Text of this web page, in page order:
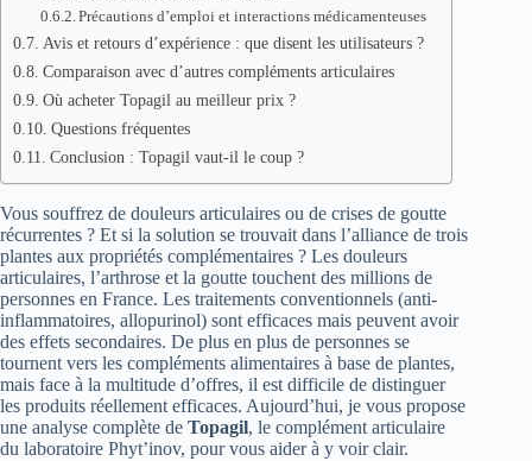
Précautions d’emploi et interactions médicamenteuses
Avis et retours d’expérience : que disent les utilisateurs ?
Comparaison avec d’autres compléments articulaires
Où acheter Topagil au meilleur prix ?
Questions fréquentes
Conclusion : Topagil vaut-il le coup ?
Vous souffrez de douleurs articulaires ou de crises de goutte
récurrentes ? Et si la solution se trouvait dans l’alliance de trois
plantes aux propriétés complémentaires ? Les douleurs
articulaires, l’arthrose et la goutte touchent des millions de
personnes en France. Les traitements conventionnels (anti-
inflammatoires, allopurinol) sont efficaces mais peuvent avoir
des effets secondaires. De plus en plus de personnes se
tournent vers les compléments alimentaires à base de plantes,
mais face à la multitude d’offres, il est difficile de distinguer
les produits réellement efficaces. Aujourd’hui, je vous propose
une analyse complète de Topagil, le complément articulaire
du laboratoire Phyt’inov, pour vous aider à y voir clair.